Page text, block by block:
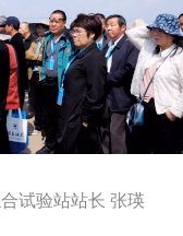
试验站站长 张瑛